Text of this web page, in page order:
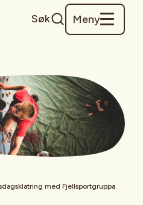
Søk Meny
med Fjellsportgruppa